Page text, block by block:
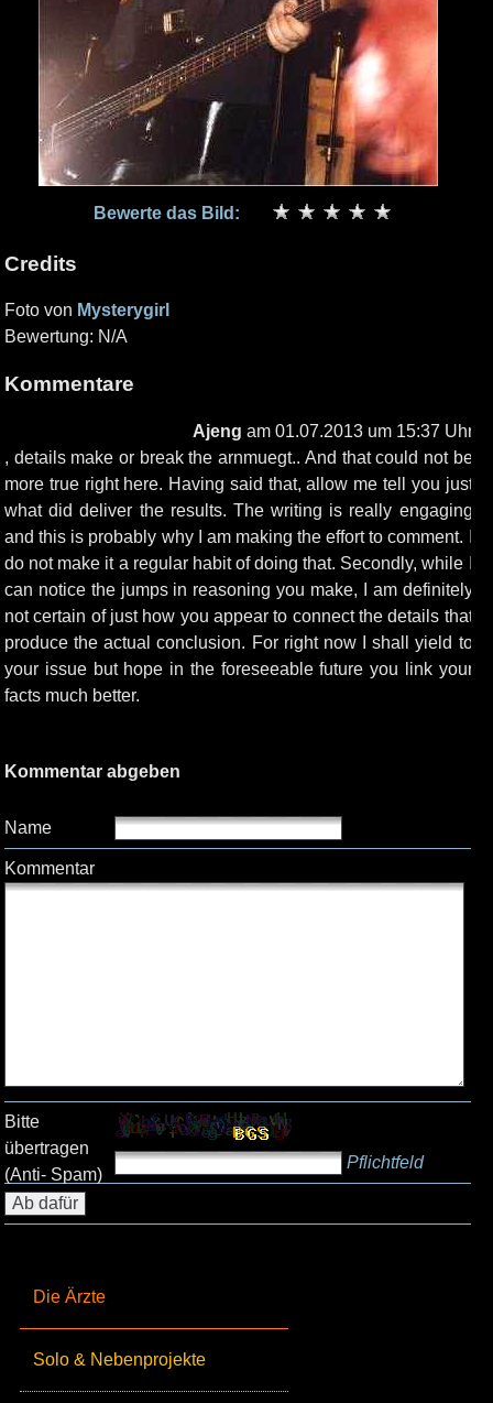
Die Ärzte
Solo & Nebenprojekte
Bewerte das Bild:
Credits
Foto von Mysterygirl
Bewertung: N/A
Kommentare
Ajeng am 01.07.2013 um 15:37 Uhr
, details make or break the arnmuegt.. And that could not be
more true right here. Having said that, allow me tell you just
what did deliver the results. The writing is really engaging
and this is probably why I am making the effort to comment. I
do not make it a regular habit of doing that. Secondly, while I
can notice the jumps in reasoning you make, I am definitely
not certain of just how you appear to connect the details that
produce the actual conclusion. For right now I shall yield to
your issue but hope in the foreseeable future you link your
facts much better.
Kommentar abgeben
Name
Kommentar
Bitte
übertragen
(Anti- Spam)
Pflichtfeld